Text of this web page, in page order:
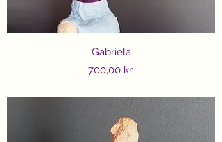
Gabriela
Price
700,00 kr.